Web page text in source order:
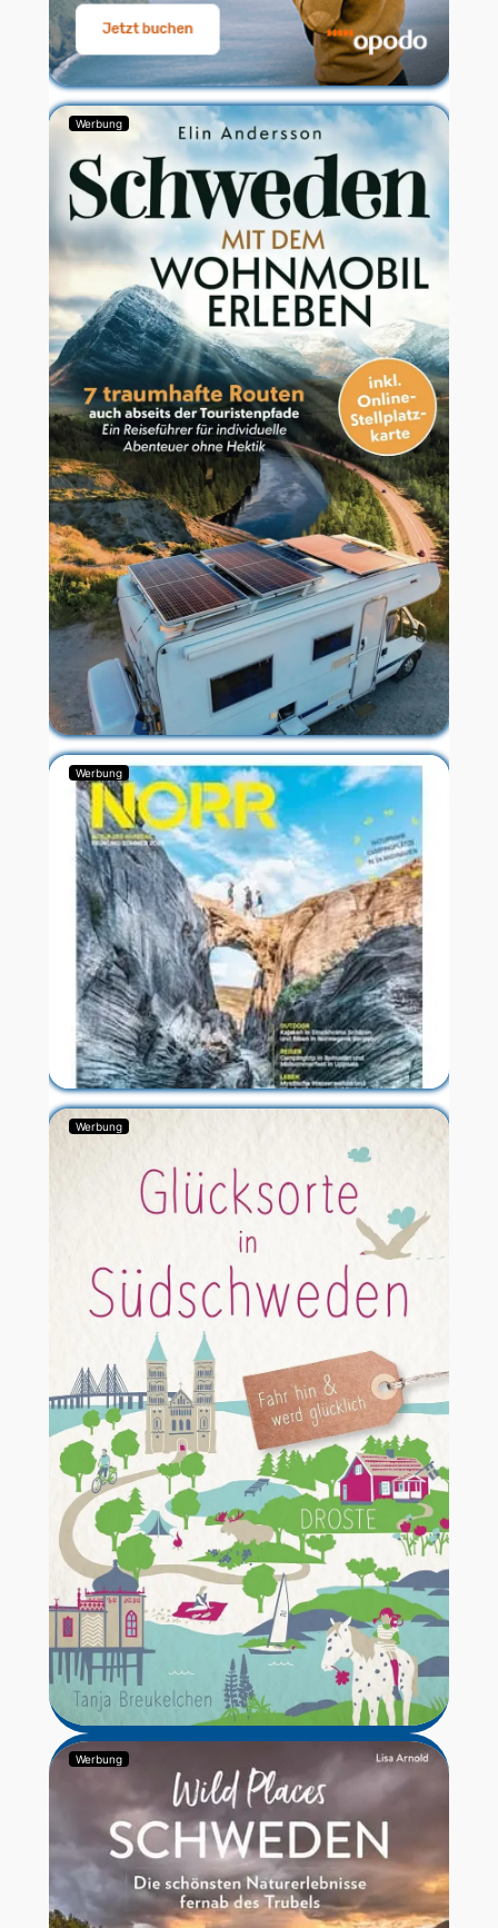
Werbung
Werbung
Werbung
Werbung